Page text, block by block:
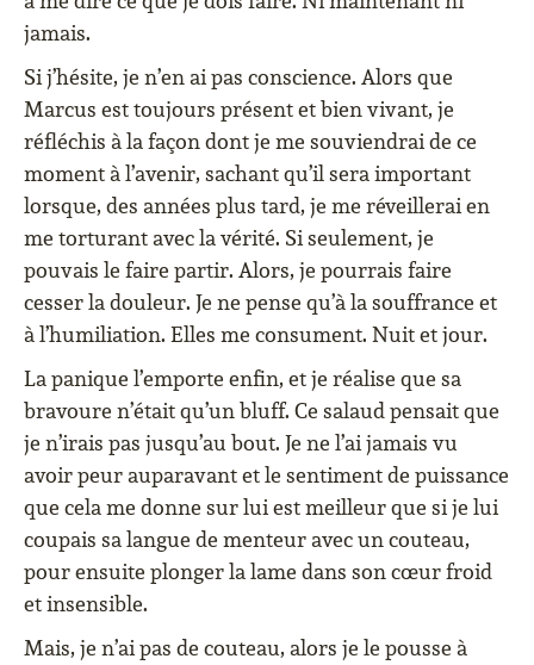
jamais.
Si j’hésite, je n’en ai pas conscience. Alors que
Marcus est toujours présent et bien vivant, je
réfléchis à la façon dont je me souviendrai de ce
moment à l’avenir, sachant qu’il sera important
lorsque, des années plus tard, je me réveillerai en
me torturant avec la vérité. Si seulement, je
pouvais le faire partir. Alors, je pourrais faire
cesser la douleur. Je ne pense qu’à la souffrance et
à l’humiliation. Elles me consument. Nuit et jour.
La panique l’emporte enfin, et je réalise que sa
bravoure n’était qu’un bluff. Ce salaud pensait que
je n’irais pas jusqu’au bout. Je ne l’ai jamais vu
avoir peur auparavant et le sentiment de puissance
que cela me donne sur lui est meilleur que si je lui
coupais sa langue de menteur avec un couteau,
pour ensuite plonger la lame dans son cœur froid
et insensible.
Mais, je n’ai pas de couteau, alors je le pousse à